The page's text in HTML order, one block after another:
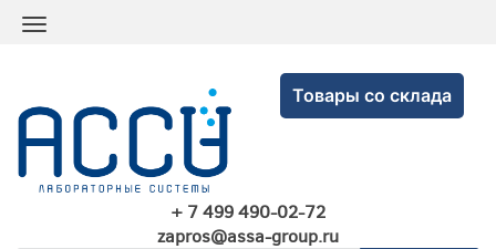
Товары со склада
+ 7 499 490-02-72
zapros@assa-group.ru